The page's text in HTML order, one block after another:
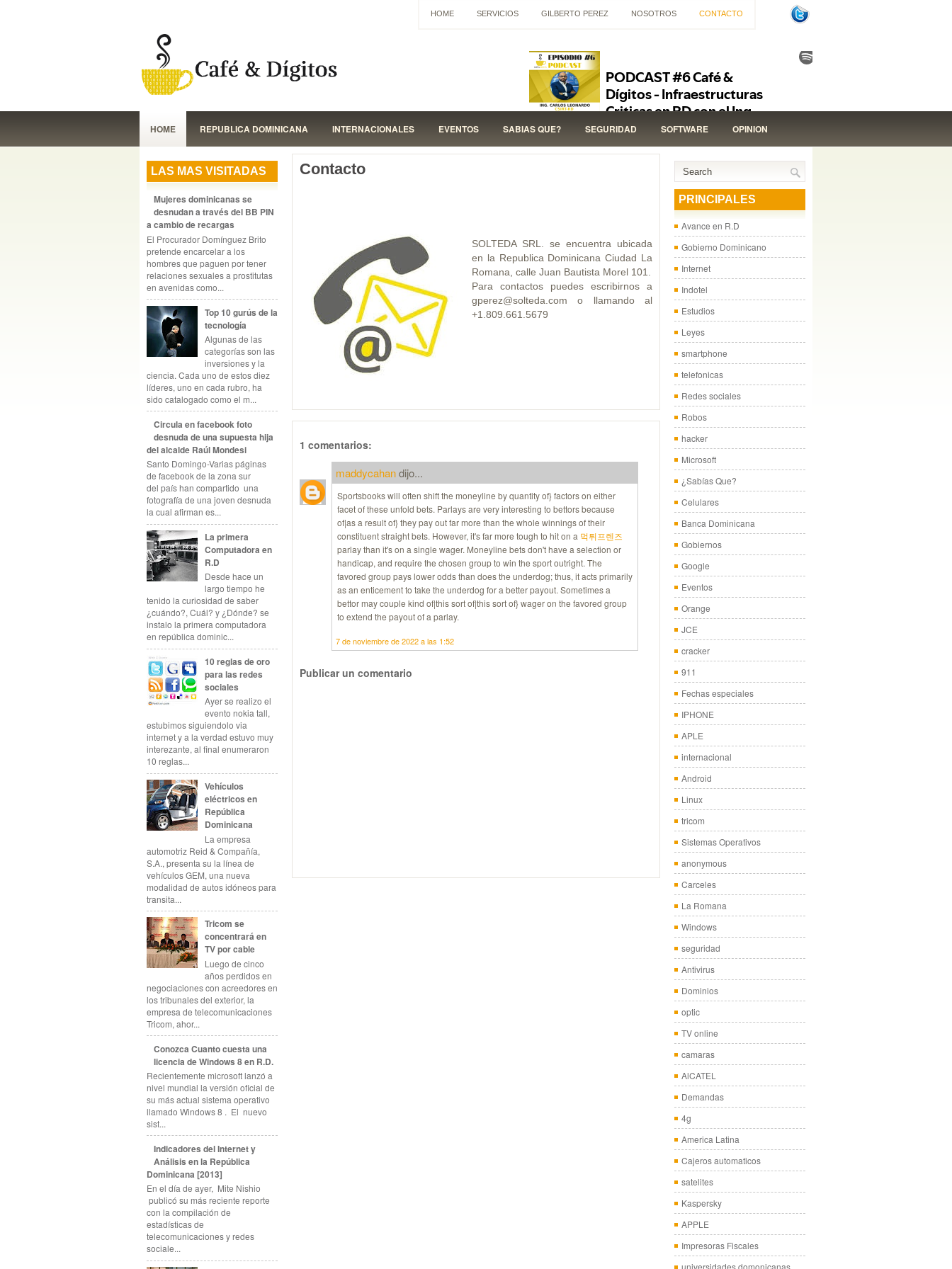
HOME SERVICIOS GILBERTO PEREZ NOSOTROS CONTACTO
HOME REPUBLICA DOMINICANA INTERNACIONALES EVENTOS SABIAS QUE? SEGURIDAD SOFTWARE OPINION
LAS MAS VISITADAS
Mujeres dominicanas se
desnudan a través del BB PIN
a cambio de recargas
El Procurador Domínguez Brito
pretende encarcelar a los
hombres que paguen por tener
relaciones sexuales a prostitutas
en avenidas como...
Top 10 gurús de la
tecnología
Algunas de las
categorías son las
inversiones y la
ciencia. Cada uno de estos diez
líderes, uno en cada rubro, ha
sido catalogado como el m...
Circula en facebook foto
desnuda de una supuesta hija
del alcalde Raúl Mondesi
Santo Domingo-Varias páginas
de facebook de la zona sur
del país han compartido una
fotografía de una joven desnuda
la cual afirman es...
La primera
Computadora en
R.D
Desde hace un
largo tiempo he
tenido la curiosidad de saber
¿cuándo?, Cuál? y ¿Dónde? se
instalo la primera computadora
en república dominic...
10 reglas de oro
para las redes
sociales
Ayer se realizo el
evento nokia tall,
estubimos siguiendolo via
internet y a la verdad estuvo muy
interezante, al final enumeraron
10 reglas...
Vehículos
eléctricos en
República
Dominicana
La empresa
automotriz Reid & Compañía,
S.A., presenta su la línea de
vehículos GEM, una nueva
modalidad de autos idóneos para
transita...
Tricom se
concentrará en
TV por cable
Luego de cinco
años perdidos en
negociaciones con acreedores en
los tribunales del exterior, la
empresa de telecomunicaciones
Tricom, ahor...
Conozca Cuanto cuesta una
licencia de Windows 8 en R.D.
Recientemente microsoft lanzó a
nivel mundial la versión oficial de
su más actual sistema operativo
llamado Windows 8 . El nuevo
sist...
Indicadores del Internet y
Análisis en la República
Dominicana [2013]
En el día de ayer, Mite Nishio
publicó su más reciente reporte
con la compilación de
estadísticas de
telecomunicaciones y redes
sociale...
Contacto
SOLTEDA SRL. se encuentra ubicada
en la Republica Dominicana Ciudad La
Romana, calle Juan Bautista Morel 101.
Para contactos puedes escribirnos a
gperez@solteda.com o llamando al
+1.809.661.5679
1 comentarios:
maddycahandijo...
Sportsbooks will often shift the moneyline by quantity of} factors on either
facet of these unfold bets. Parlays are very interesting to bettors because
of|as a result of} they pay out far more than the whole winnings of their
constituent straight bets. However, it's far more tough to hit on a 먹튀프렌즈
parlay than it's on a single wager. Moneyline bets don't have a selection or
handicap, and require the chosen group to win the sport outright. The
favored group pays lower odds than does the underdog; thus, it acts primarily
as an enticement to take the underdog for a better payout. Sometimes a
bettor may couple kind of|this sort of|this sort of} wager on the favored group
to extend the payout of a parlay.
7 de noviembre de 2022 a las 1:52
Publicar un comentario
PRINCIPALES
Avance en R.D
Gobierno Dominicano
Internet
Indotel
Estudios
Leyes
smartphone
telefonicas
Redes sociales
Robos
hacker
Microsoft
¿Sabías Que?
Celulares
Banca Dominicana
Gobiernos
Google
Eventos
Orange
JCE
cracker
911
Fechas especiales
IPHONE
APLE
internacional
Android
Linux
tricom
Sistemas Operativos
anonymous
Carceles
La Romana
Windows
seguridad
Antivirus
Dominios
optic
TV online
camaras
AlCATEL
Demandas
4g
America Latina
Cajeros automaticos
satelites
Kaspersky
APPLE
Impresoras Fiscales
universidades domonicanas